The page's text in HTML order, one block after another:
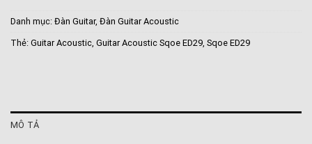
Danh mục: Đàn Guitar, Đàn Guitar Acoustic
Thẻ: Guitar Acoustic, Guitar Acoustic Sqoe ED29, Sqoe ED29
MÔ TẢ